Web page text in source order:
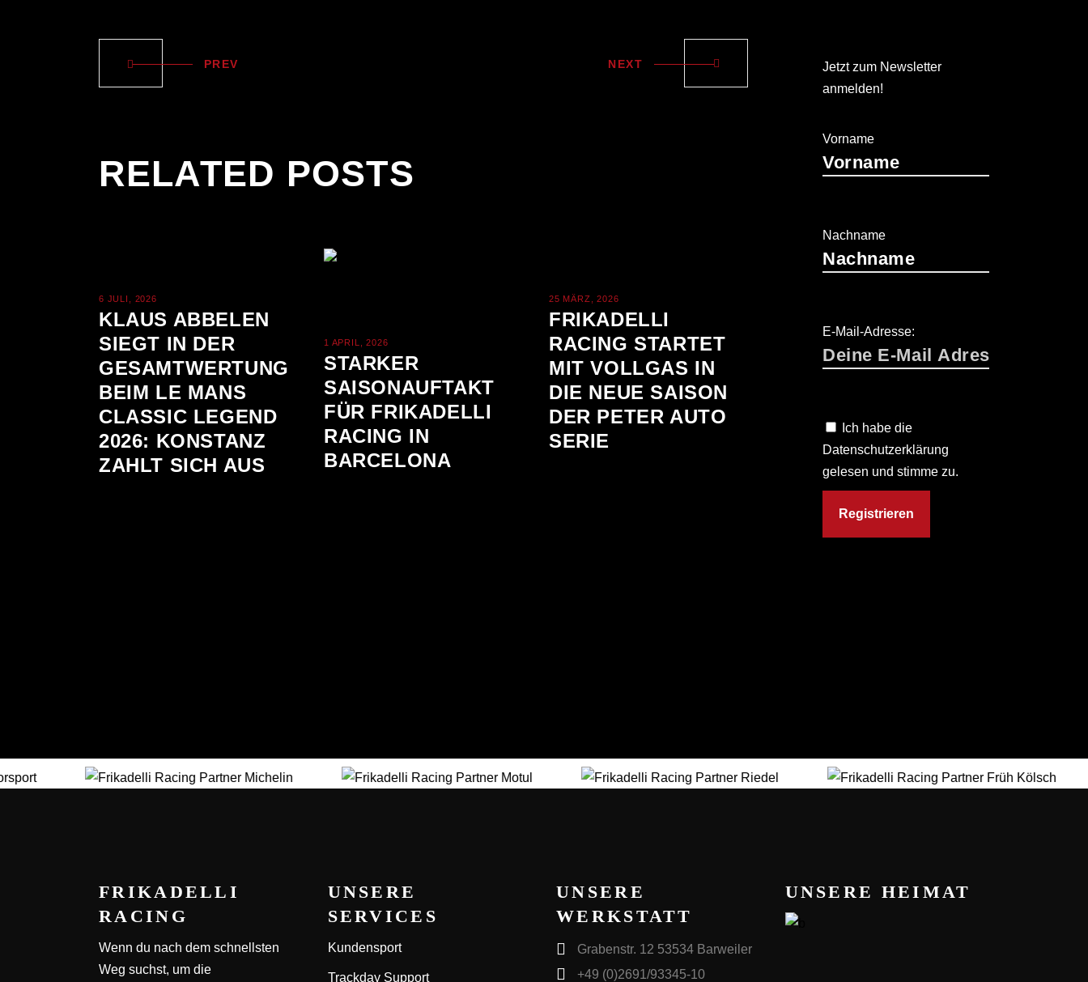
PREV NEXT
RELATED POSTS
6 JULI, 2026
KLAUS ABBELEN
SIEGT IN DER
GESAMTWERTUNG
BEIM LE MANS
CLASSIC LEGEND
2026: KONSTANZ
ZAHLT SICH AUS
1 APRIL, 2026
STARKER
SAISONAUFTAKT
FÜR FRIKADELLI
RACING IN
BARCELONA
25 MÄRZ, 2026
FRIKADELLI
RACING STARTET
MIT VOLLGAS IN
DIE NEUE SAISON
DER PETER AUTO
SERIE
Jetzt zum Newsletter
anmelden!
Vorname
Nachname
E-Mail-Adresse:
Ich habe die
Datenschutzerklärung
gelesen und stimme zu.
FRIKADELLI
RACING
Wenn du nach dem schnellsten
Weg suchst, um die
UNSERE
SERVICES
Kundensport
Trackday Support
UNSERE
WERKSTATT
Grabenstr. 12 53534 Barweiler
+49 (0)2691/93345-10
UNSERE HEIMAT